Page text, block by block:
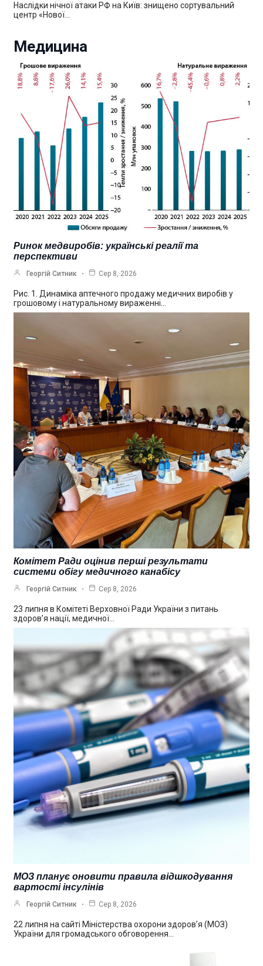
Наслідки нічної атаки РФ на Київ: знищено сортувальний
центр «Нової…
Медицина
Ринок медвиробів: українські реалії та
перспективи
Георгій Ситник Сер 8, 2026
Рис. 1. Динаміка аптечного продажу медичних виробів у
грошовому і натуральному вираженні…
Комітет Ради оцінив перші результати
системи обігу медичного канабісу
Георгій Ситник Сер 8, 2026
23 липня в Комітеті Верховної Ради України з питань
здоров’я нації, медичної…
МОЗ планує оновити правила відшкодування
вартості інсулінів
Георгій Ситник Сер 8, 2026
22 липня на сайті Міністерства охорони здоров’я (МОЗ)
України для громадського обговорення…